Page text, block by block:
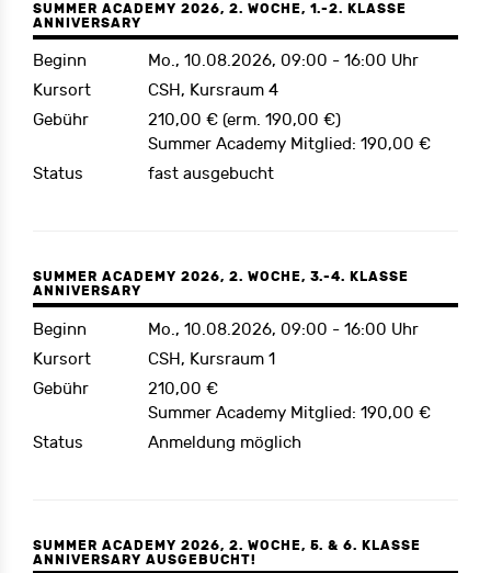
SUMMER ACADEMY 2026, 2. WOCHE, 1.-2. KLASSE
ANNIVERSARY
Beginn
Mo., 10.08.2026, 09:00 - 16:00 Uhr
Kursort
CSH, Kursraum 4
Gebühr
210,00 € (erm. 190,00 €)
Summer Academy Mitglied: 190,00 €
Status
fast ausgebucht
SUMMER ACADEMY 2026, 2. WOCHE, 3.-4. KLASSE
ANNIVERSARY
Beginn
Mo., 10.08.2026, 09:00 - 16:00 Uhr
Kursort
CSH, Kursraum 1
Gebühr
210,00 €
Summer Academy Mitglied: 190,00 €
Status
Anmeldung möglich
SUMMER ACADEMY 2026, 2. WOCHE, 5. & 6. KLASSE
ANNIVERSARY AUSGEBUCHT!